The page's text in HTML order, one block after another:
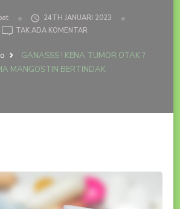
24TH JANUARI 2023
TAK ADA KOMENTAR
!
KENA
ALPHA
GANASSS ! KENA TUMOR OTAK ?
MANGOSTIN BERTINDAK